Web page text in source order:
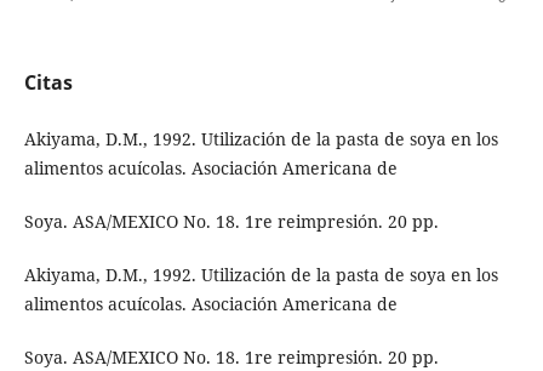
Citas
Akiyama, D.M., 1992. Utilización de la pasta de soya en los
alimentos acuícolas. Asociación Americana de
Soya. ASA/MEXICO No. 18. 1re reimpresión. 20 pp.
Akiyama, D.M., 1992. Utilización de la pasta de soya en los
alimentos acuícolas. Asociación Americana de
Soya. ASA/MEXICO No. 18. 1re reimpresión. 20 pp.